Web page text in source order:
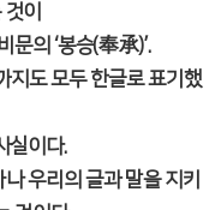
이
문의 ‘봉승(奉承)’.
지도 모두 한글로 표기했
실이다.
우리의 글과 말을 지키